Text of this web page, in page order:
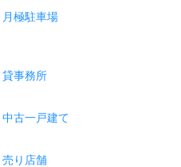
月極駐車場
貸事務所
中古一戸建て
売り店舗